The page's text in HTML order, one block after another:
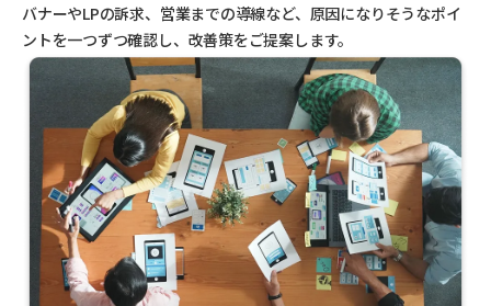
バナーやLPの訴求、営業までの導線など、原因になりそうなポイ
ントを一つずつ確認し、改善策をご提案します。